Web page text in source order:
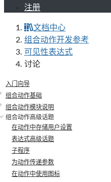
注册
文档中心
组合动作开发参考
可见性表达式
讨论
入门向导
组合动作基础
组合动作模块说明
组合动作高级话题
在动作中存储用户设置
表达式高级话题
子程序
为动作传递参数
在动作中使用图标